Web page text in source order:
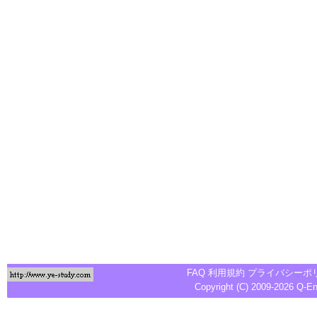
FAQ 利用規約 プライバシーポ
Copyright (C) 2009-2026 Q-